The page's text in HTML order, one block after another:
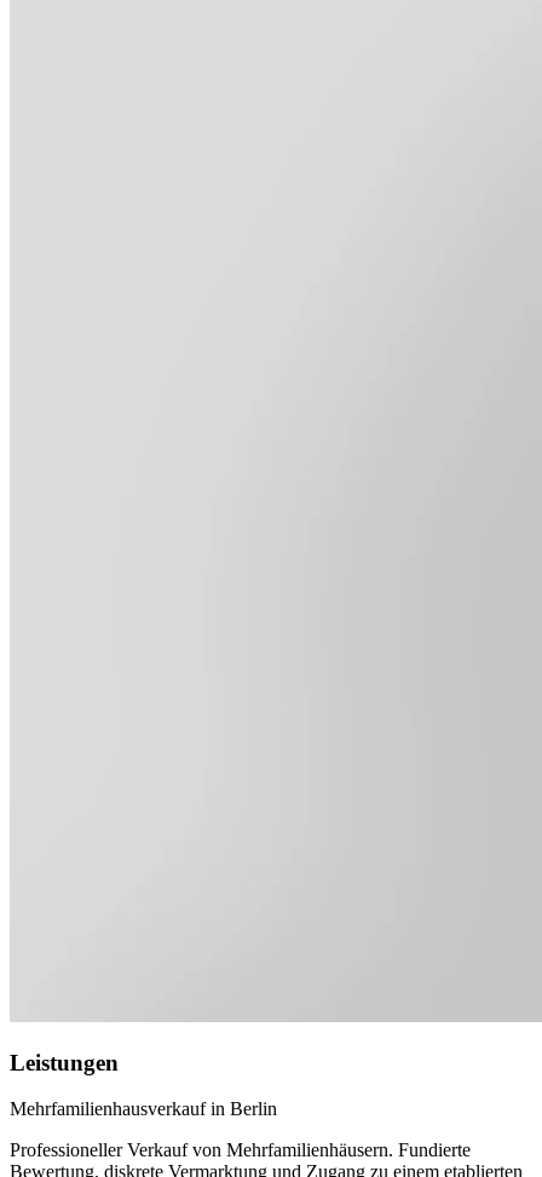
Leistungen
Mehrfamilienhausverkauf in Berlin
Professioneller Verkauf von Mehrfamilienhäusern. Fundierte
Bewertung, diskrete Vermarktung und Zugang zu einem etablierten